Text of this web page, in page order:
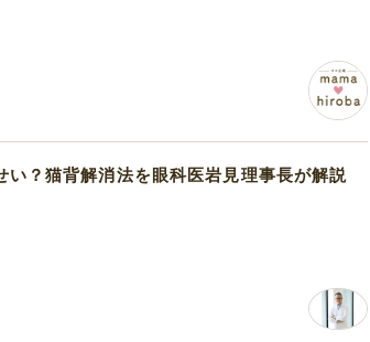
？猫背解消法を眼科医岩見理事長が解説